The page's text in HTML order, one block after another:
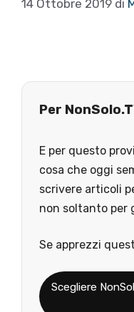
14 Ottobre 2019 di
Per
E per questo
cosa che oggi
scrivere articoli
non soltanto per
Se apprezzi
Scegliere